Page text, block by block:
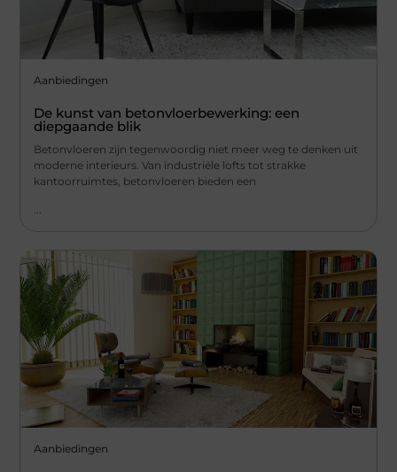
Aanbiedingen
De kunst van betonvloerbewerking: een
diepgaande blik
Betonvloeren zijn tegenwoordig niet meer weg te denken uit
moderne interieurs. Van industriële lofts tot strakke
kantoorruimtes, betonvloeren bieden een
...
Aanbiedingen